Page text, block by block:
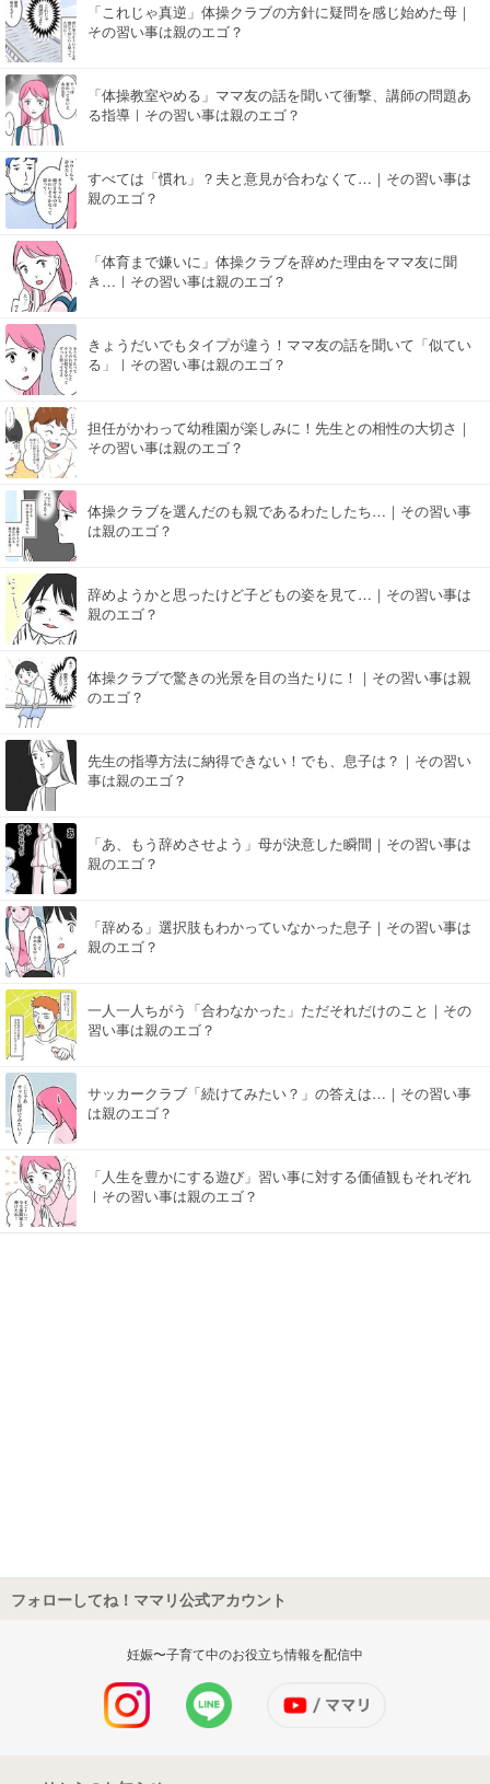
「これじゃ真逆」体操クラブの方針に疑問を感じ始めた母｜
その習い事は親のエゴ？
「体操教室やめる」ママ友の話を聞いて衝撃、講師の問題あ
る指導｜その習い事は親のエゴ？
すべては「慣れ」？夫と意見が合わなくて…｜その習い事は
親のエゴ？
「体育まで嫌いに」体操クラブを辞めた理由をママ友に聞
き…｜その習い事は親のエゴ？
きょうだいでもタイプが違う！ママ友の話を聞いて「似てい
る」｜その習い事は親のエゴ？
担任がかわって幼稚園が楽しみに！先生との相性の大切さ｜
その習い事は親のエゴ？
体操クラブを選んだのも親であるわたしたち…｜その習い事
は親のエゴ？
辞めようかと思ったけど子どもの姿を見て…｜その習い事は
親のエゴ？
体操クラブで驚きの光景を目の当たりに！｜その習い事は親
のエゴ？
先生の指導方法に納得できない！でも、息子は？｜その習い
事は親のエゴ？
「あ、もう辞めさせよう」母が決意した瞬間｜その習い事は
親のエゴ？
「辞める」選択肢もわかっていなかった息子｜その習い事は
親のエゴ？
一人一人ちがう「合わなかった」ただそれだけのこと｜その
習い事は親のエゴ？
サッカークラブ「続けてみたい？」の答えは…｜その習い事
は親のエゴ？
「人生を豊かにする遊び」習い事に対する価値観もそれぞれ
｜その習い事は親のエゴ？
フォローしてね！ママリ公式アカウント
妊娠〜子育て中のお役立ち情報を配信中